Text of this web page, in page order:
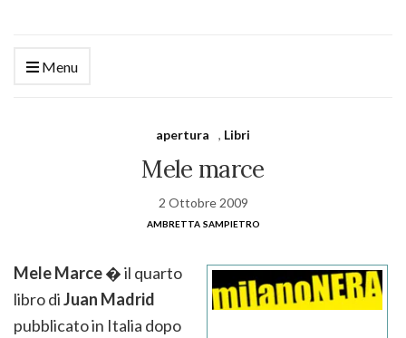
Menu
apertura , Libri
Mele marce
2 Ottobre 2009
ambretta sampietro
Mele Marce� il quarto
libro diJuan Madrid
pubblicato in Italia dopo